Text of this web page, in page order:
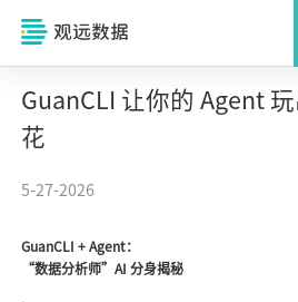
GuanCLI 让你的 Agent
花
5-27-2026
GuanCLI + Agent：
“数据分析师”AI 分身揭秘